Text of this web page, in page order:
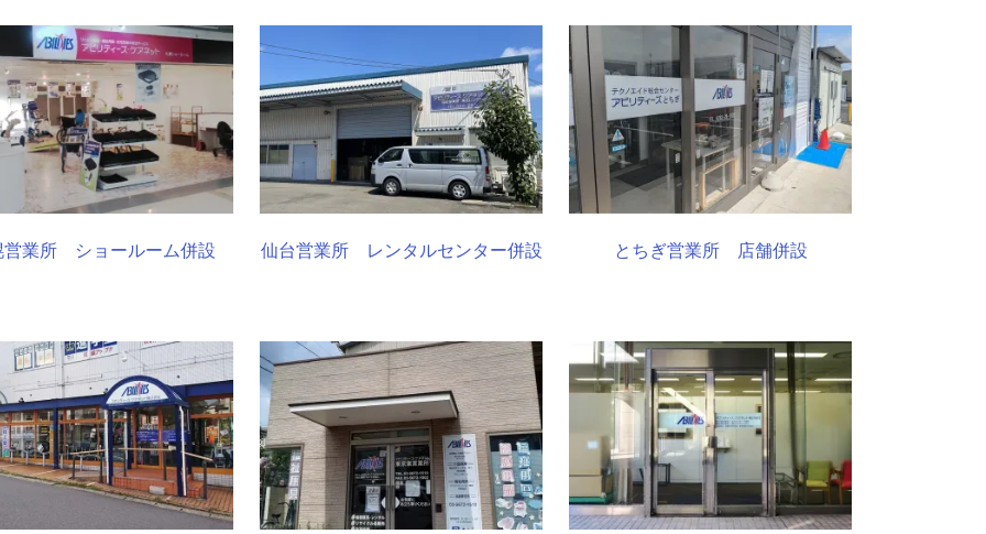
営業所 ショールーム併設 仙台営業所 レンタルセンター併設 とちぎ営業所 店舗併設